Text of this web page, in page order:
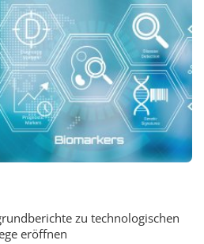
zu technologischen
eröffnen